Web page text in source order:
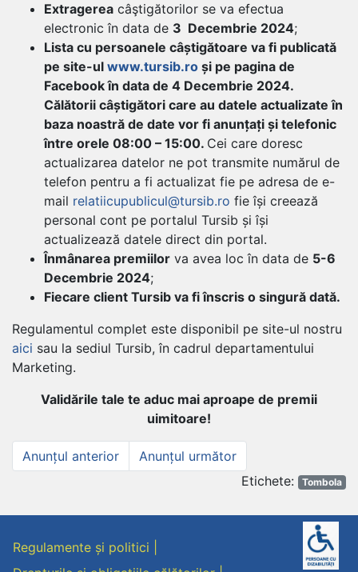
Extragerea câştigătorilor se va efectua
electronic în data de 3 Decembrie 2024;
Lista cu persoanele câștigătoare va fi publicată
pe site-ul www.tursib.ro și pe pagina de
Facebook în data de 4 Decembrie 2024.
Călătorii câștigători care au datele actualizate în
baza noastră de date vor fi anunțați și telefonic
între orele 08:00 – 15:00. Cei care doresc
actualizarea datelor ne pot transmite numărul de
telefon pentru a fi actualizat fie pe adresa de e-
mail relatiicupublicul@tursib.ro fie își creează
personal cont pe portalul Tursib și își
actualizează datele direct din portal.
Înmânarea premiilor va avea loc în data de 5-6
Decembrie 2024;
Fiecare client Tursib va fi înscris o singură dată.
Regulamentul complet este disponibil pe site-ul nostru
aici sau la sediul Tursib, în cadrul departamentului
Marketing.
Validările tale te aduc mai aproape de premii
uimitoare!
Navigare
articole
Anunțul anteriorAnunțul
anterior
Anunțul următorAnunțul
următor
Etichete: Tombola
Regulamente și politici